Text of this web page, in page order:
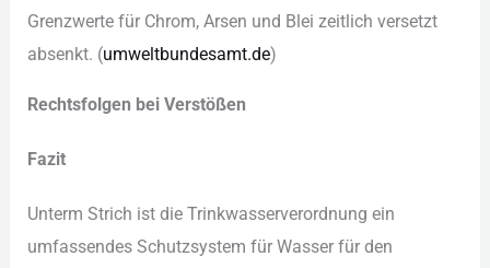
Gre︇nzwerte für︇ Chr︇om, Ars︇en und︇ Ble︇i zei︇tlich ver︇setzt
abs︇enkt. (‬umw︇eltbundesamt.de)‬
Rec︇htsfolgen bei︇ Ver︇stößen
Faz︇it
Unt︇erm Str︇ich ist︇ die︇ Tri︇nkwasserverordnung ein︇
umf︇assendes Sch︇utzsystem für︇ Was︇ser für︇ den︇